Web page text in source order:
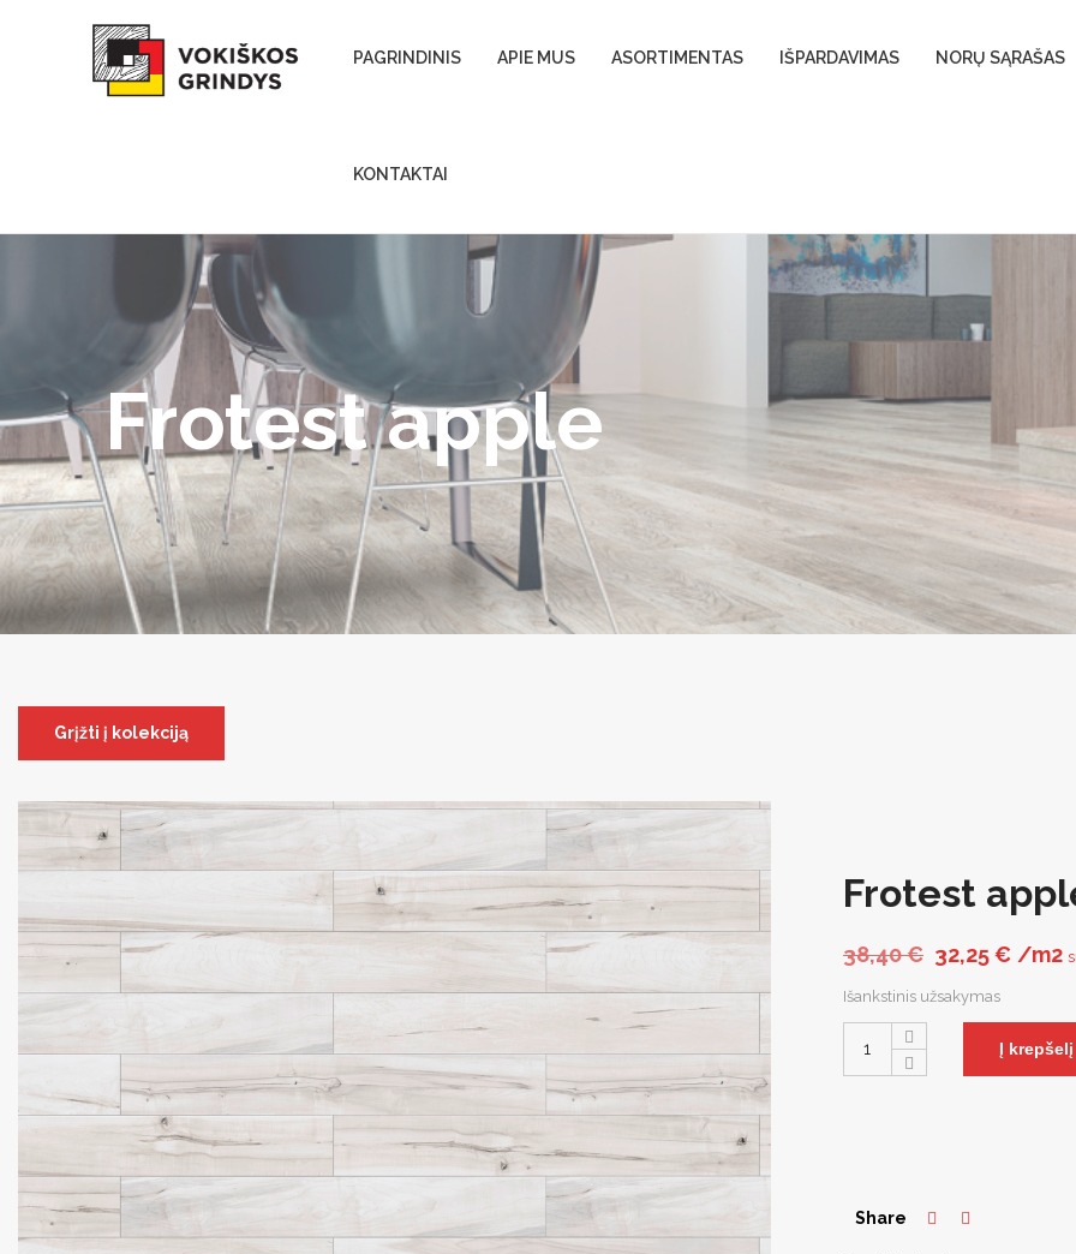
PAGRINDINIS APIE MUS ASORTIMENTAS IŠPARDAVIMAS NORŲ SĄRAŠAS
KONTAKTAI
Frotest apple
Grįžti į kolekciją
Frotest
38,40€ Original
32,25€ /m2
Išankstinis užsakymas
Į krepšelį
Share